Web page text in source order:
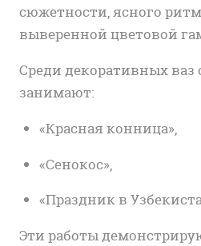
сюжетности, ясного
выверенной цветовой
Среди декоративных ваз
занимают:
«Красная конница»,
«Сенокос»,
«Праздник в
Эти работы